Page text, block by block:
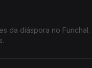
da diáspora no Funchal.